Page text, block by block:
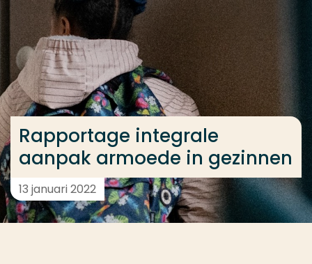
Ga direct naar de content
... > Rapportage integrale aanpak armoede in
Rapportage integrale
aanpak armoede in gezinnen
13 januari 2022
Veel gezocht
Opleiding
Contact